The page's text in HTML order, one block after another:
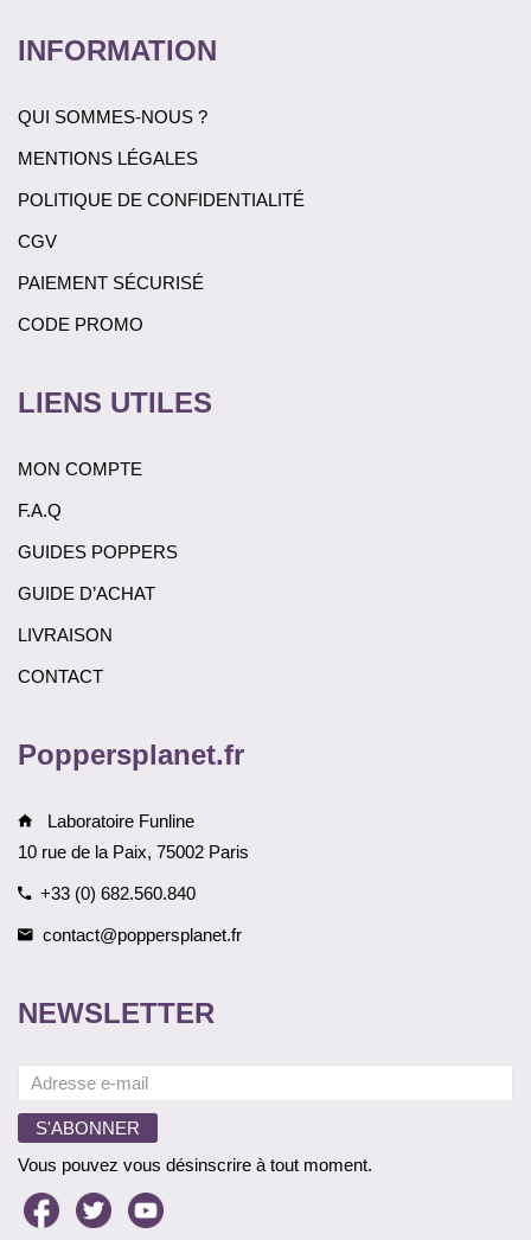
INFORMATION
QUI SOMMES-NOUS ?
MENTIONS LÉGALES
POLITIQUE DE CONFIDENTIALITÉ
CGV
PAIEMENT SÉCURISÉ
CODE PROMO
LIENS UTILES
MON COMPTE
F.A.Q
GUIDES POPPERS
GUIDE D’ACHAT
LIVRAISON
CONTACT
Poppersplanet.fr
Laboratoire Funline
10 rue de la Paix, 75002 Paris
+33 (0) 682.560.840
contact@poppersplanet.fr
NEWSLETTER
Vous pouvez vous désinscrire à tout moment.